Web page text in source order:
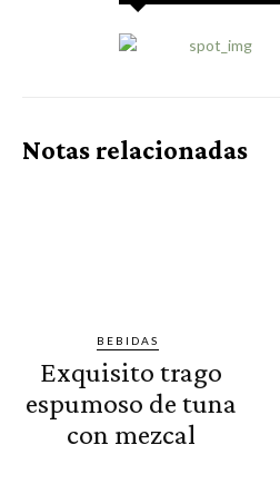
Notas relacionadas
BEBIDAS
Exquisito trago
espumoso de tuna
con mezcal